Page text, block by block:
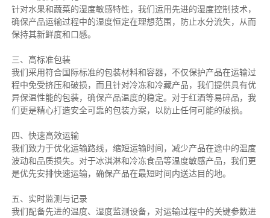
针对水果和蔬菜的湿度敏感特性，我们运用先进的湿度控制技术，
确保产品运输过程中的湿度恒定在理想范围，防止水分流失，从而
保持其新鲜度和口感。
三、高标准包装
我们采用符合国际标准的包装材料和容器，不仅保护产品在运输过
程中免受挤压和破损，而且针对冷冻和冷藏产品，我们提供具有优
异保温性能的包装，确保产品温度的稳定。对于红酒等易碎品，我
们更是精心打造安全可靠的包装方案，以防止任何可能的破损。
四、快速高效运输
我们致力于优化运输路线，缩短运输时间，减少产品在途中的温度
波动和品质损失。对于冰淇淋和冷冻食品等温度敏感产品，我们更
是优先安排快速运输，确保产品在最短时间内送达目的地。
五、实时监测与记录
我们配备先进的温度、湿度监测设备，对运输过程中的关键参数进